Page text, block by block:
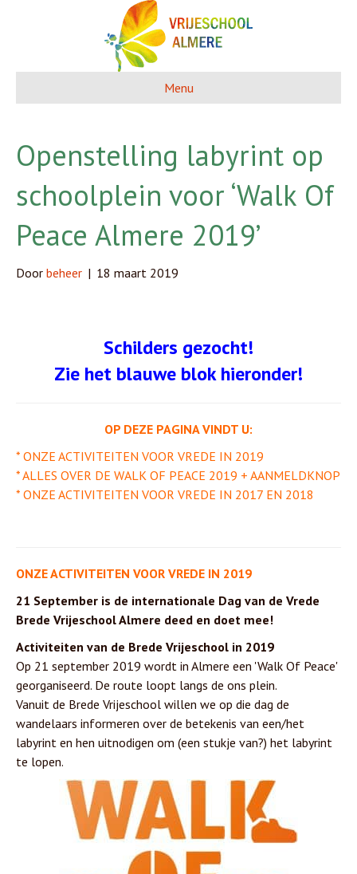
Menu
Openstelling labyrint op
schoolplein voor ‘Walk Of
Peace Almere 2019’
Door beheer | 18 maart 2019
Schilders gezocht!
Zie het blauwe blok hieronder!
OP DEZE PAGINA VINDT U:
* ONZE ACTIVITEITEN VOOR VREDE IN 2019
* ALLES OVER DE WALK OF PEACE 2019 + AANMELDKNOP
* ONZE ACTIVITEITEN VOOR VREDE IN 2017 EN 2018
ONZE ACTIVITEITEN VOOR VREDE IN 2019
21 September is de internationale Dag van de Vrede
Brede Vrijeschool Almere deed en doet mee!
Activiteiten van de Brede Vrijeschool in 2019
Op 21 september 2019 wordt in Almere een 'Walk Of Peace'
georganiseerd. De route loopt langs de ons plein.
Vanuit de Brede Vrijeschool willen we op die dag de
wandelaars informeren over de betekenis van een/het
labyrint en hen uitnodigen om (een stukje van?) het labyrint
te lopen.